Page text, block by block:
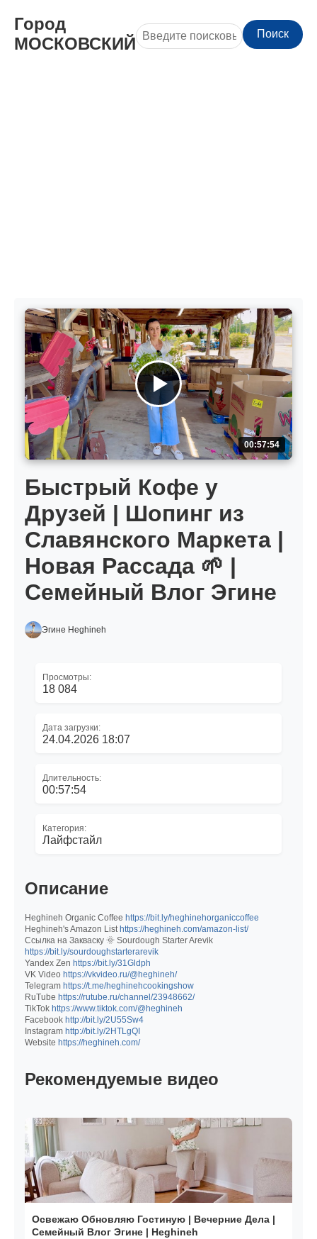
Город
МОСКОВСКИЙ
Поиск
00:57:54
Быстрый Кофе у
Друзей | Шопинг из
Славянского Маркета |
Новая Рассада 🌱 |
Семейный Влог Эгине
Эгине Heghineh
Просмотры:
18 084
Дата загрузки:
24.04.2026 18:07
Длительность:
00:57:54
Категория:
Лайфстайл
Описание
Heghineh Organic Coffee https://bit.ly/heghinehorganiccoffee
Heghineh's Amazon List https://heghineh.com/amazon-list/
Ссылка на Закваску 🌞 Sourdough Starter Arevik
https://bit.ly/sourdoughstarterarevik
Yandex Zen https://bit.ly/31Gldph
VK Video https://vkvideo.ru/@heghineh/
Telegram https://t.me/heghinehcookingshow
RuTube https://rutube.ru/channel/23948662/
TikTok https://www.tiktok.com/@heghineh
Facebook http://bit.ly/2U55Sw4
Instagram http://bit.ly/2HTLgQI
Website https://heghineh.com/
Рекомендуемые видео
Освежаю Обновляю Гостиную | Вечерние Дела |
Семейный Влог Эгине | Heghineh